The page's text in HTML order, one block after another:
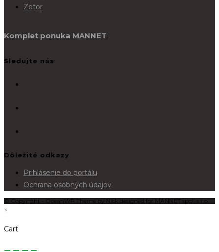
Zetor
Komplet ponuka MANNET
Sledujte nás
Dôležité odkazy
Prihlásenie do portálu
Ochrana osobných údajov
© Copyright - OceanWP Theme by Nick designed for MANNET spol. s r.o.
×
Cart